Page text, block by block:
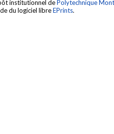
institutionnel dePolytechnique
du logiciel libreEPrints.